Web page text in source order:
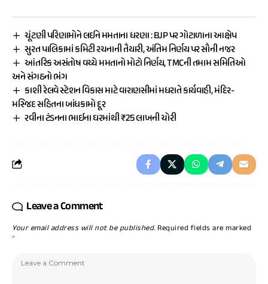
ચૂંટણી પરિણામોને લઈને મમતાના ધરણા : BJP પર ગોટાળાના આક્ષેપ
સુરત પાલિકામાં કમિટી રચનાની તૈયારી, અંતિમ નિર્ણય પર સૌની નજર
આંતરિક અસંતોષ વચ્ચે મમતાનો મોટો નિર્ણય, TMCની તમામ સમિતિઓ
અને સંગઠનો ભંગ
કાશી રેલવે સ્ટેશન વિકાસ માટે વારાણસીમાં મધરાતે કાર્યવાહી, મંદિર-
મસ્જિદ સહિતના બાંધકામો દૂર
રવીના ટંડનના ભાઈના ઘરમાંથી ₹25 લાખની ચોરી
Leave a Comment
Your email address will not be published. Required fields are marked
*